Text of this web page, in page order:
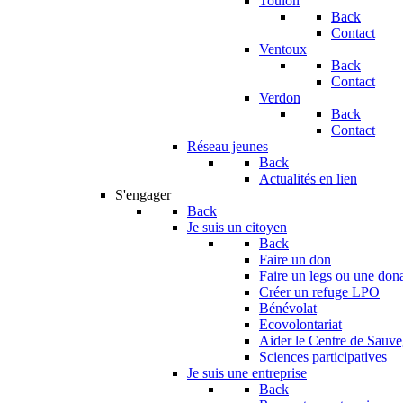
Back
Contact
Ventoux
Back
Contact
Verdon
Back
Contact
Réseau jeunes
Back
Actualités en lien
S'engager
Back
Je suis un citoyen
Back
Faire un don
Faire un legs ou une
Créer un refuge LPO
Bénévolat
Ecovolontariat
Aider le Centre de
Sciences participatives
Je suis une entreprise
Back